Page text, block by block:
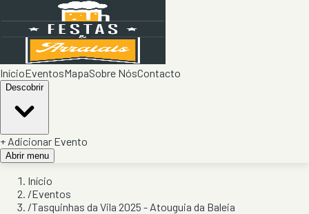
InícioEventosMapaSobre NósContacto
Descobrir
+ Adicionar Evento
Abrir menu
Início
/Eventos
/Tasquinhas da Vila 2025 - Atouguia da Baleia